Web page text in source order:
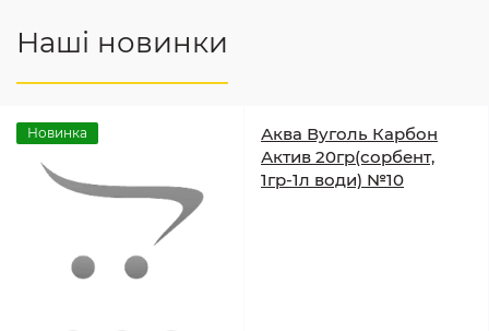
Наші новинки
Новинка
Аква Вуголь Карбон
Актив 20гр(сорбент,
1гр-1л води) №10